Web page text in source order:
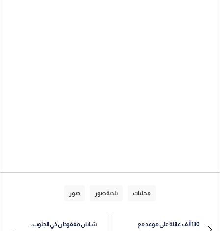
محليات بلدية صور صور
130 ألف عائلة على موعد مع
شابان مفقودان في الجنوب..